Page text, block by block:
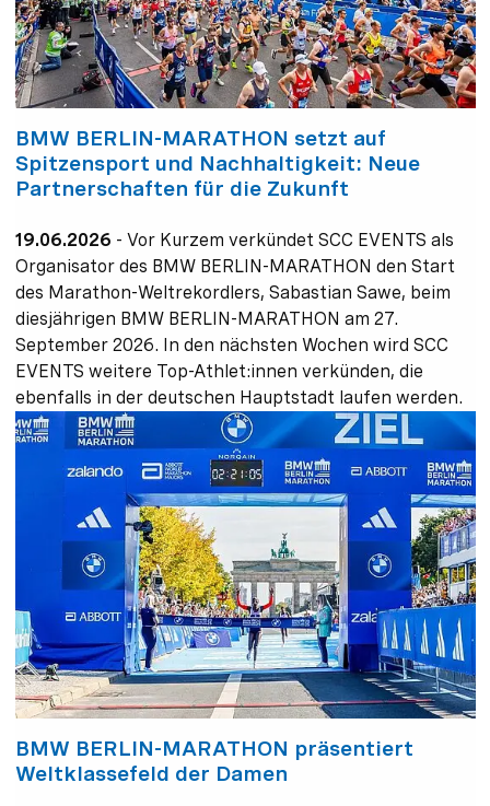
BMW BERLIN-MARATHON setzt auf
Spitzensport und Nachhaltigkeit: Neue
Partnerschaften für die Zukunft
19.06.2026 - Vor Kurzem verkündet SCC EVENTS als
Organisator des BMW BERLIN-MARATHON den Start
des Marathon-Weltrekordlers, Sabastian Sawe, beim
diesjährigen BMW BERLIN-MARATHON am 27.
September 2026. In den nächsten Wochen wird SCC
EVENTS weitere Top-Athlet:innen verkünden, die
ebenfalls in der deutschen Hauptstadt laufen werden.
BMW BERLIN-MARATHON präsentiert
Weltklassefeld der Damen